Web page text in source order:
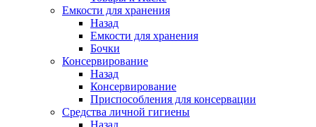
Емкости для хранения
Назад
Емкости для хранения
Бочки
Консервирование
Назад
Консервирование
Приспособления для консервации
Средства личной гигиены
Назад